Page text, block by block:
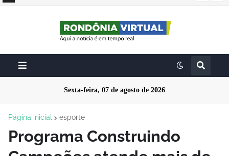
Sexta-feira, 07 de agosto de 2026
Página inicial esporte
Programa Construindo